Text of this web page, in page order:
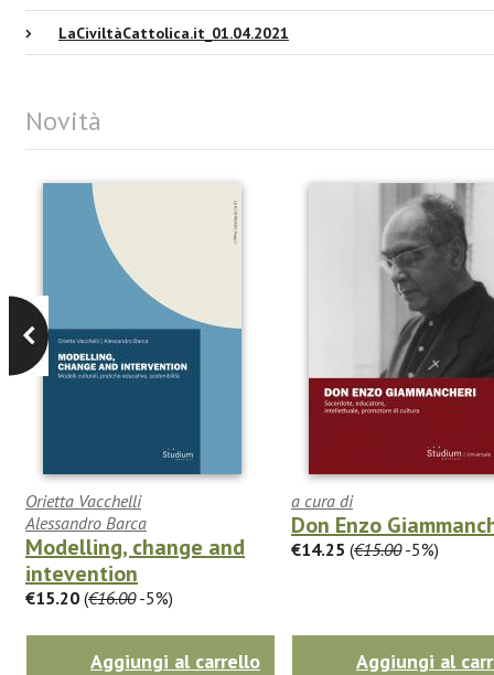
LaCiviltàCattolica.it_01.04.2021
Novità
Orietta Vacchelli
Alessandro Barca
Modelling, change and
intevention
€15.20 (€16.00-5%)
Aggiungi al carrello
a cura di
Don Enzo
€14.25 (€15.00-5%)
Aggiungi al